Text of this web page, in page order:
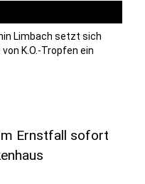
Limbach setzt sich
K.O.-Tropfen ein
Ernstfall sofort